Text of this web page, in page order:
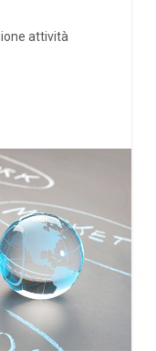
attività